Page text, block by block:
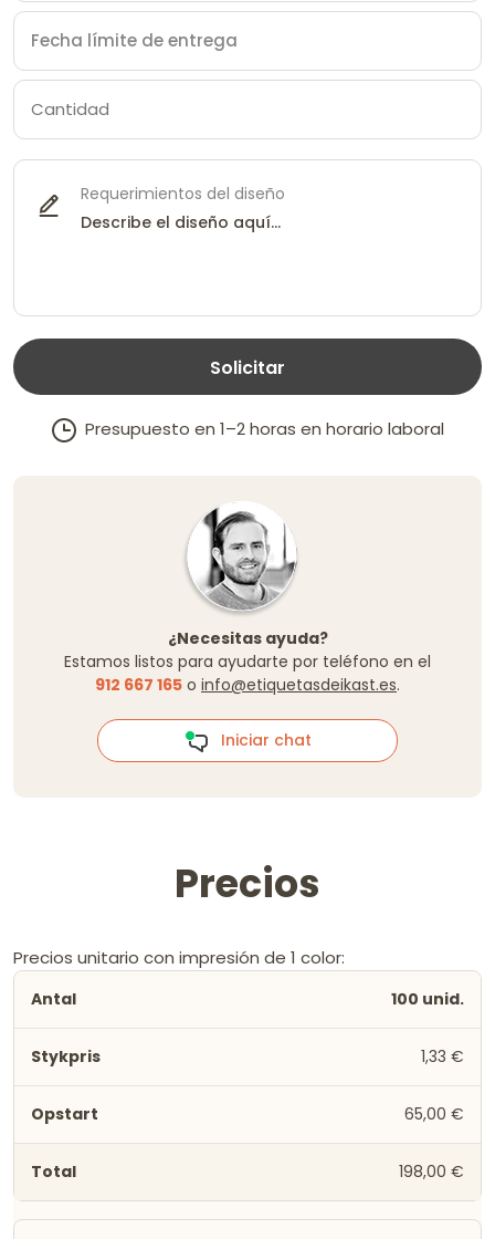
Requerimientos del diseño
Solicitar
Presupuesto en 1–2 horas en horario laboral
¿Necesitas ayuda?
Estamos listos para ayudarte por teléfono en el
912 667 165 o info@etiquetasdeikast.es.
Iniciar chat
Precios
Precios unitario con impresión de 1 color:
100 unid.
1,33 €
65,00 €
198,00 €